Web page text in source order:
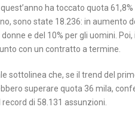
ha toccato quota
sono state 18.236: in aumento
e del 10% per gli uomini. Poi,
con un contratto a termine.
sottolinea che, se il trend del
superare quota 36 mila,
di 58.131 assunzioni.